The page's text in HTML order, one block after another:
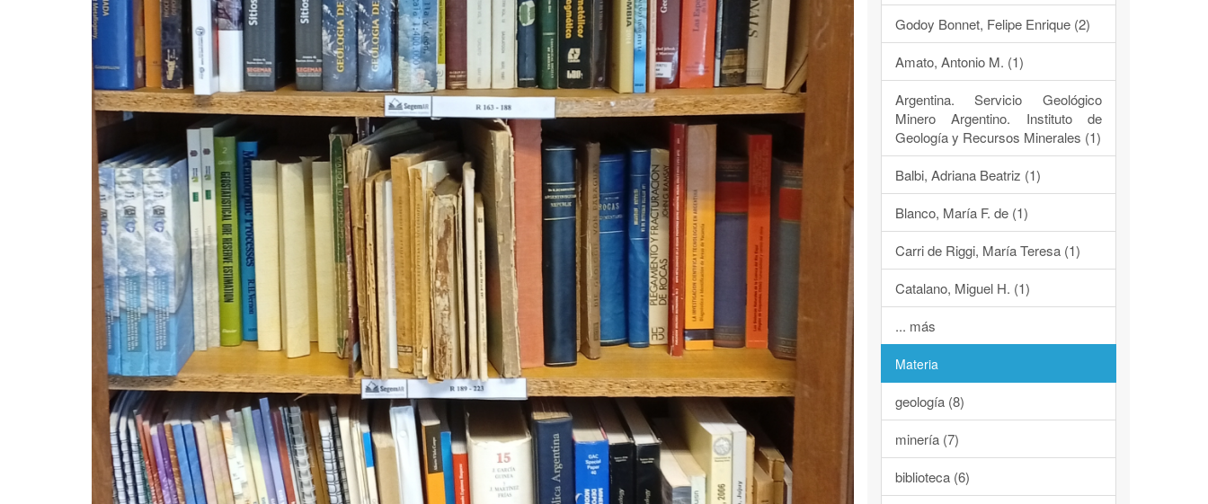
Godoy Bonnet, Felipe Enrique (2)
Amato, Antonio M. (1)
Argentina. Servicio Geológico
Minero Argentino. Instituto de
Geología y Recursos Minerales (1)
Balbi, Adriana Beatriz (1)
Blanco, María F. de (1)
Carri de Riggi, María Teresa (1)
Catalano, Miguel H. (1)
... más
Materia
geología (8)
minería (7)
biblioteca (6)